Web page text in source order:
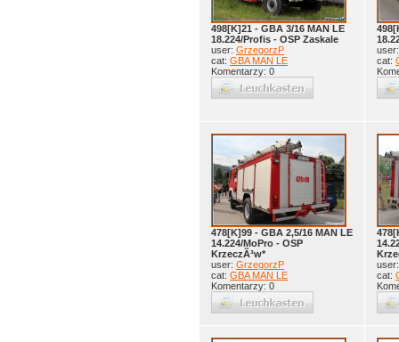
498[K]21 - GBA 3/16 MAN LE
18.224/Profis - OSP Zaskale
user: GrzegorzP
cat: GBA MAN LE
Komentarzy: 0
cat:
478[K]99 - GBA 2,5/16 MAN LE
14.224/MoPro - OSP
KrzeczÃ³w*
user: GrzegorzP
cat: GBA MAN LE
Komentarzy: 0
cat: